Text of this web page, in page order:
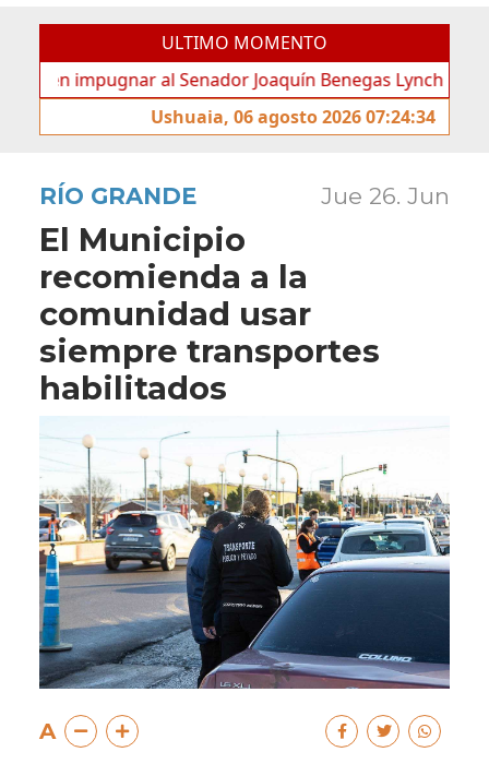
ULTIMO MOMENTO
al Senador Joaquín Benegas Lynch por
Ushuaia, 06 agosto 2026 07:24:34
RÍO GRANDE Jue 26. Jun
El Municipio
recomienda a la
comunidad usar
siempre transportes
habilitados
A